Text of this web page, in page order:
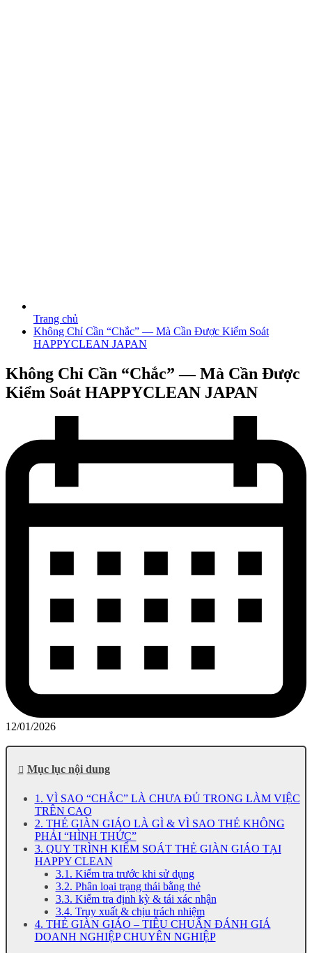
Trang chủ
Không Chỉ Cần “Chắc” — Mà Cần Được Kiểm Soát
HAPPYCLEAN JAPAN
Không Chỉ Cần “Chắc” — Mà Cần Được
Kiểm Soát HAPPYCLEAN JAPAN
12/01/2026
Mục lục nội dung
1. VÌ SAO “CHẮC” LÀ CHƯA ĐỦ TRONG LÀM VIỆC
TRÊN CAO
2. THẺ GIÀN GIÁO LÀ GÌ & VÌ SAO THẺ KHÔNG
PHẢI “HÌNH THỨC”
3. QUY TRÌNH KIỂM SOÁT THẺ GIÀN GIÁO TẠI
HAPPY CLEAN
3.1. Kiểm tra trước khi sử dụng
3.2. Phân loại trạng thái bằng thẻ
3.3. Kiểm tra định kỳ & tái xác nhận
3.4. Truy xuất & chịu trách nhiệm
4. THẺ GIÀN GIÁO – TIÊU CHUẨN ĐÁNH GIÁ
DOANH NGHIỆP CHUYÊN NGHIỆP